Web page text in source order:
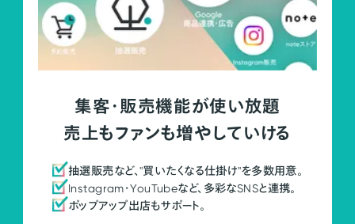
集客・販売機能が使い放題
売上もファンも増やしていける
抽選販売など、"買いたくなる仕掛け"を多数用意。
Instagram・YouTubeなど、多彩なSNSと連携。
ポップアップ出店もサポート。